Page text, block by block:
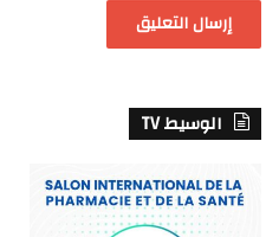
الوسيط TV